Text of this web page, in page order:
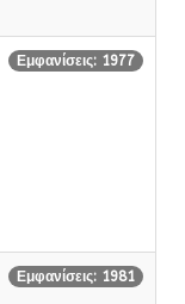
Εμφανίσεις: 1977
Εμφανίσεις: 1981